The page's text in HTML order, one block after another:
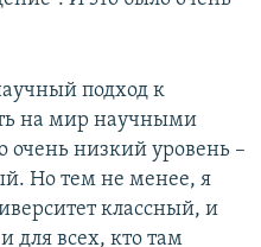
подход к
на мир научными
очень низкий уровень –
Но тем не менее, я
классный, и
для всех, кто там